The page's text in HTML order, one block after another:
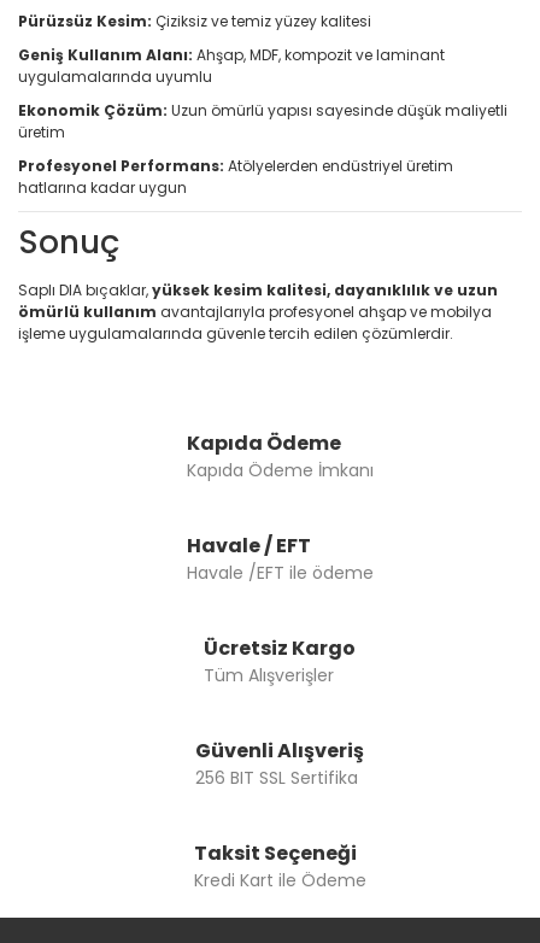
Pürüzsüz Kesim: Çiziksiz ve temiz yüzey kalitesi
Geniş Kullanım Alanı: Ahşap, MDF, kompozit ve laminant
uygulamalarında uyumlu
Ekonomik Çözüm: Uzun ömürlü yapısı sayesinde düşük maliyetli
üretim
Profesyonel Performans: Atölyelerden endüstriyel üretim
hatlarına kadar uygun
Sonuç
Saplı DIA bıçaklar,yüksek kesim kalitesi, dayanıklılık ve uzun
ömürlü kullanım avantajlarıyla profesyonel ahşap ve mobilya
işleme uygulamalarında güvenle tercih edilen çözümlerdir.
Kapıda Ödeme
Kapıda Ödeme İmkanı
Havale / EFT
Havale /EFT ile ödeme
Ücretsiz Kargo
Tüm Alışverişler
Güvenli Alışveriş
256 BIT SSL Sertifika
Taksit Seçeneği
Kredi Kart ile Ödeme